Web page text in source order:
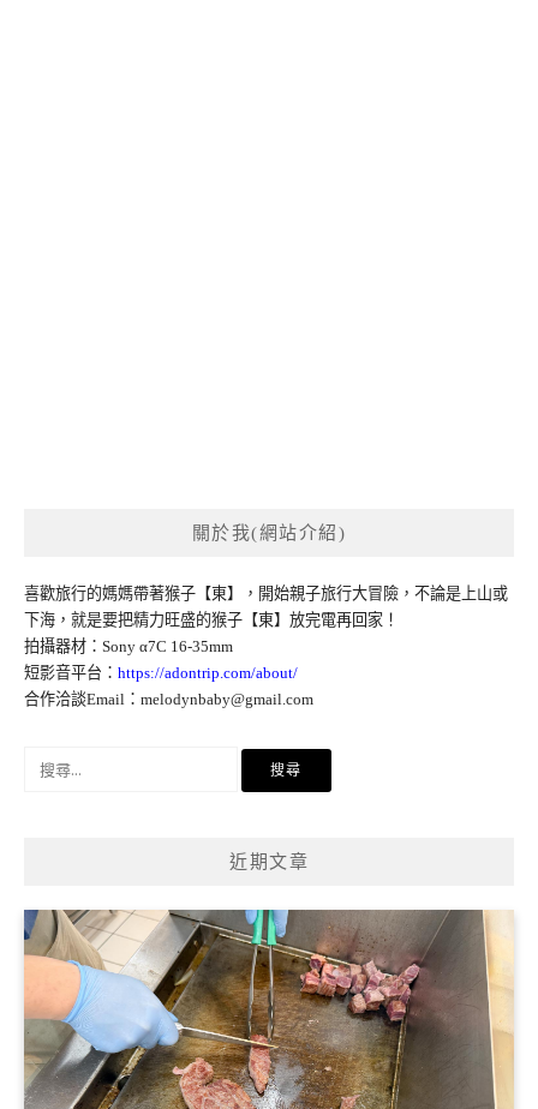
關於我(網站介紹)
喜歡旅行的媽媽帶著猴子【東】，開始親子旅行大冒險，不論是上山或
下海，就是要把精力旺盛的猴子【東】放完電再回家！
拍攝器材：Sony α7C 16-35mm
短影音平台： https://adontrip.com/about/
合作洽談Email： melodynbaby@gmail.com
近期文章